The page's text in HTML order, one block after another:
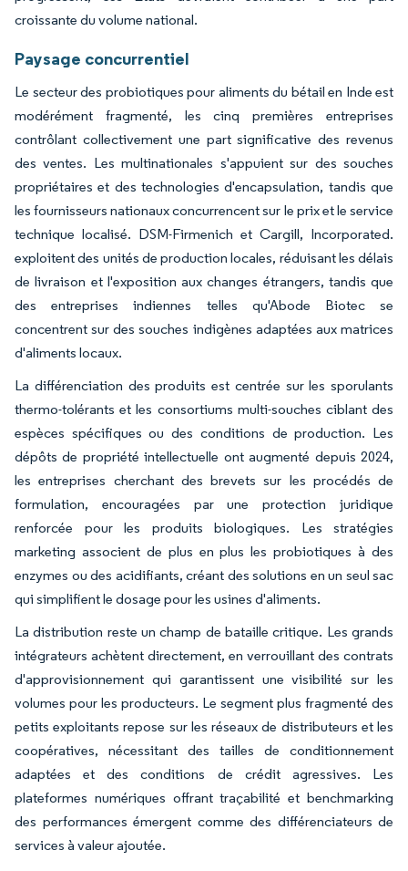
croissante du volume national.
Paysage concurrentiel
Le secteur des probiotiques pour aliments du bétail en Inde est
modérément fragmenté, les cinq premières entreprises
contrôlant collectivement une part significative des revenus
des ventes. Les multinationales s'appuient sur des souches
propriétaires et des technologies d'encapsulation, tandis que
les fournisseurs nationaux concurrencent sur le prix et le service
technique localisé. DSM-Firmenich et Cargill, Incorporated.
exploitent des unités de production locales, réduisant les délais
de livraison et l'exposition aux changes étrangers, tandis que
des entreprises indiennes telles qu'Abode Biotec se
concentrent sur des souches indigènes adaptées aux matrices
d'aliments locaux.
La différenciation des produits est centrée sur les sporulants
thermo-tolérants et les consortiums multi-souches ciblant des
espèces spécifiques ou des conditions de production. Les
dépôts de propriété intellectuelle ont augmenté depuis 2024,
les entreprises cherchant des brevets sur les procédés de
formulation, encouragées par une protection juridique
renforcée pour les produits biologiques. Les stratégies
marketing associent de plus en plus les probiotiques à des
enzymes ou des acidifiants, créant des solutions en un seul sac
qui simplifient le dosage pour les usines d'aliments.
La distribution reste un champ de bataille critique. Les grands
intégrateurs achètent directement, en verrouillant des contrats
d'approvisionnement qui garantissent une visibilité sur les
volumes pour les producteurs. Le segment plus fragmenté des
petits exploitants repose sur les réseaux de distributeurs et les
coopératives, nécessitant des tailles de conditionnement
adaptées et des conditions de crédit agressives. Les
plateformes numériques offrant traçabilité et benchmarking
des performances émergent comme des différenciateurs de
services à valeur ajoutée.